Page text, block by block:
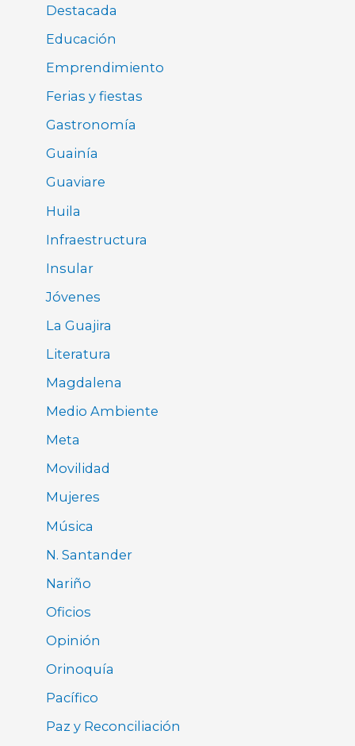
Destacada
Educación
Emprendimiento
Ferias y fiestas
Gastronomía
Guainía
Guaviare
Huila
Infraestructura
Insular
Jóvenes
La Guajira
Literatura
Magdalena
Medio Ambiente
Meta
Movilidad
Mujeres
Música
N. Santander
Nariño
Oficios
Opinión
Orinoquía
Pacífico
Paz y Reconciliación